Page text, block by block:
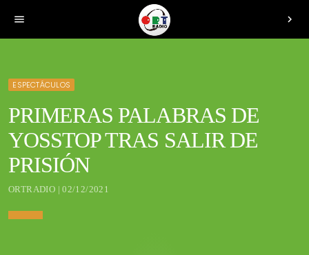
menu chevron_right
ESPECTÁCULOS
PRIMERAS PALABRAS DE
YOSSTOP TRAS SALIR DE
PRISIÓN
ORTRADIO | 02/12/2021